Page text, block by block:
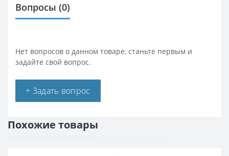
Вопросы (0)
Нет вопросов о данном товаре, станьте первым и
задайте свой вопрос.
+ Задать вопрос
Похожие товары